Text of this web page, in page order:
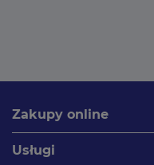
Zakupy online
Usługi